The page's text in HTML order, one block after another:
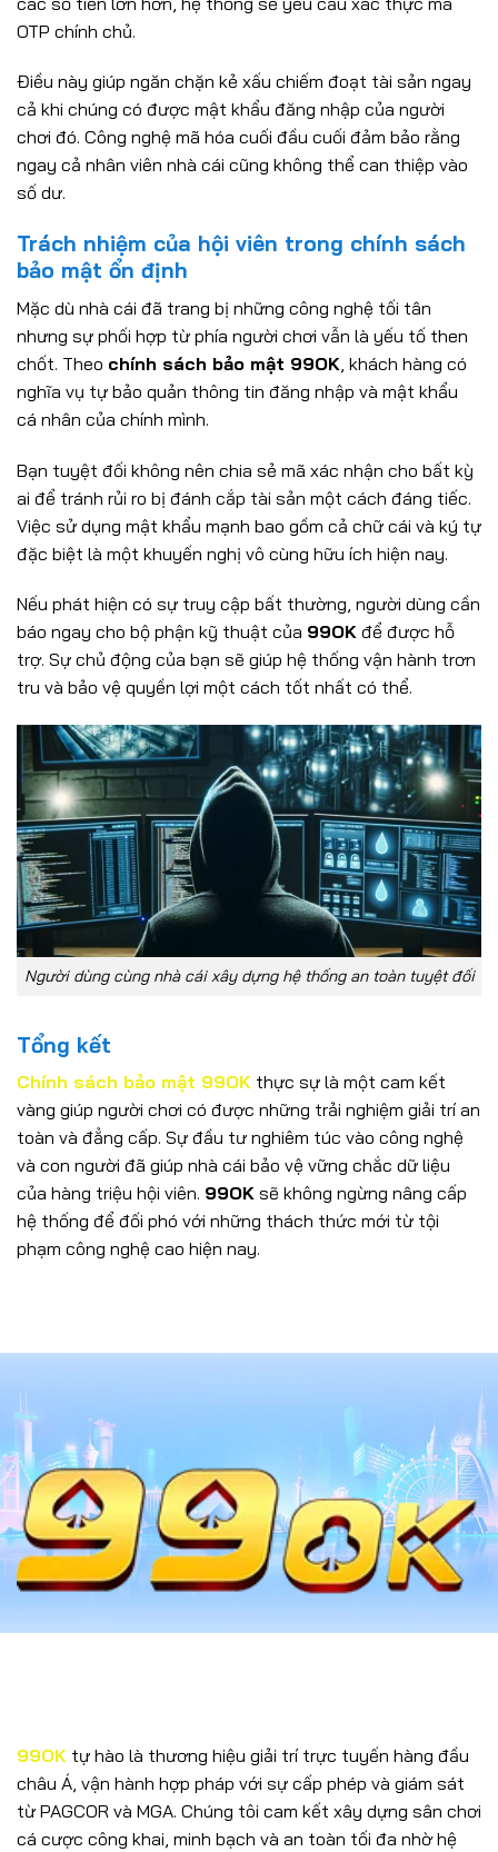
OTP chính chủ.
Điều này giúp ngăn chặn kẻ xấu chiếm đoạt tài sản ngay
cả khi chúng có được mật khẩu đăng nhập của người
chơi đó. Công nghệ mã hóa cuối đầu cuối đảm bảo rằng
ngay cả nhân viên nhà cái cũng không thể can thiệp vào
số dư.
Trách nhiệm của hội viên trong chính sách
bảo mật ổn định
Mặc dù nhà cái đã trang bị những công nghệ tối tân
nhưng sự phối hợp từ phía người chơi vẫn là yếu tố then
chốt. Theo chính sách bảo mật 99OK , khách hàng có
nghĩa vụ tự bảo quản thông tin đăng nhập và mật khẩu
cá nhân của chính mình.
Bạn tuyệt đối không nên chia sẻ mã xác nhận cho bất kỳ
ai để tránh rủi ro bị đánh cắp tài sản một cách đáng tiếc.
Việc sử dụng mật khẩu mạnh bao gồm cả chữ cái và ký tự
đặc biệt là một khuyến nghị vô cùng hữu ích hiện nay.
Nếu phát hiện có sự truy cập bất thường, người dùng cần
báo ngay cho bộ phận kỹ thuật của 99OK để được hỗ
trợ. Sự chủ động của bạn sẽ giúp hệ thống vận hành trơn
tru và bảo vệ quyền lợi một cách tốt nhất có thể.
Người dùng cùng nhà cái xây dựng hệ thống an toàn tuyệt đối
Tổng kết
Chính sách bảo mật 99OK thực sự là một cam kết
vàng giúp người chơi có được những trải nghiệm giải trí an
toàn và đẳng cấp. Sự đầu tư nghiêm túc vào công nghệ
và con người đã giúp nhà cái bảo vệ vững chắc dữ liệu
của hàng triệu hội viên. 99OK sẽ không ngừng nâng cấp
hệ thống để đối phó với những thách thức mới từ tội
phạm công nghệ cao hiện nay.
99OK tự hào là thương hiệu giải trí trực tuyến hàng đầu
châu Á, vận hành hợp pháp với sự cấp phép và giám sát
từ PAGCOR và MGA. Chúng tôi cam kết xây dựng sân chơi
cá cược công khai, minh bạch và an toàn tối đa nhờ hệ